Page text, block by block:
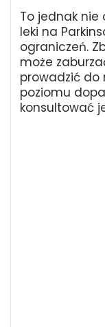
To jednak nie
leki na
ograniczeń.
może
prowadzić do
poziomu
konsultować